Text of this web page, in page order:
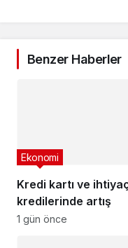
Benzer Haberler
Kredi kartı ve
kredilerinde artış
Ekonomi
1 gün önce